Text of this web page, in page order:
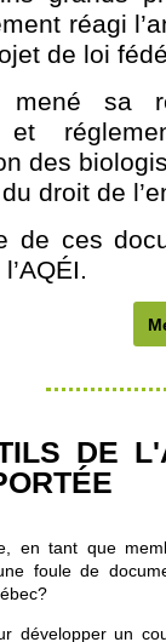
réagi
de loi
mené sa
et
des
droit de
de ces
DE
en tant que
foule de
développer un